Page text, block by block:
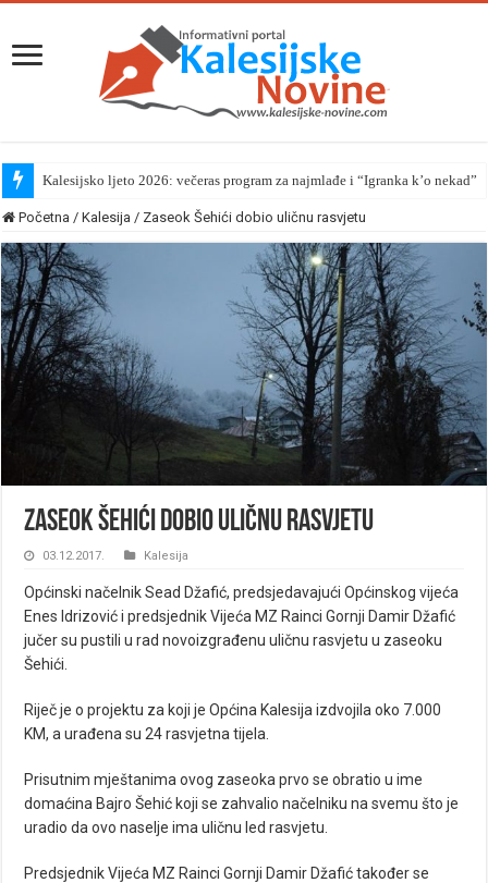
Kalesijsko ljeto 2026: večeras program za najmlađe i “Igranka k’o nekad”
Početna / Kalesija / Zaseok Šehići dobio uličnu rasvjetu
Zaseok Šehići dobio uličnu rasvjetu
03.12.2017. Kalesija
Općinski načelnik Sead Džafić, predsjedavajući Općinskog vijeća
Enes Idrizović i predsjednik Vijeća MZ Rainci Gornji Damir Džafić
jučer su pustili u rad novoizgrađenu uličnu rasvjetu u zaseoku
Šehići.
Riječ je o projektu za koji je Općina Kalesija izdvojila oko 7.000
KM, a urađena su 24 rasvjetna tijela.
Prisutnim mještanima ovog zaseoka prvo se obratio u ime
domaćina Bajro Šehić koji se zahvalio načelniku na svemu što je
uradio da ovo naselje ima uličnu led rasvjetu.
Predsjednik Vijeća MZ Rainci Gornji Damir Džafić također se